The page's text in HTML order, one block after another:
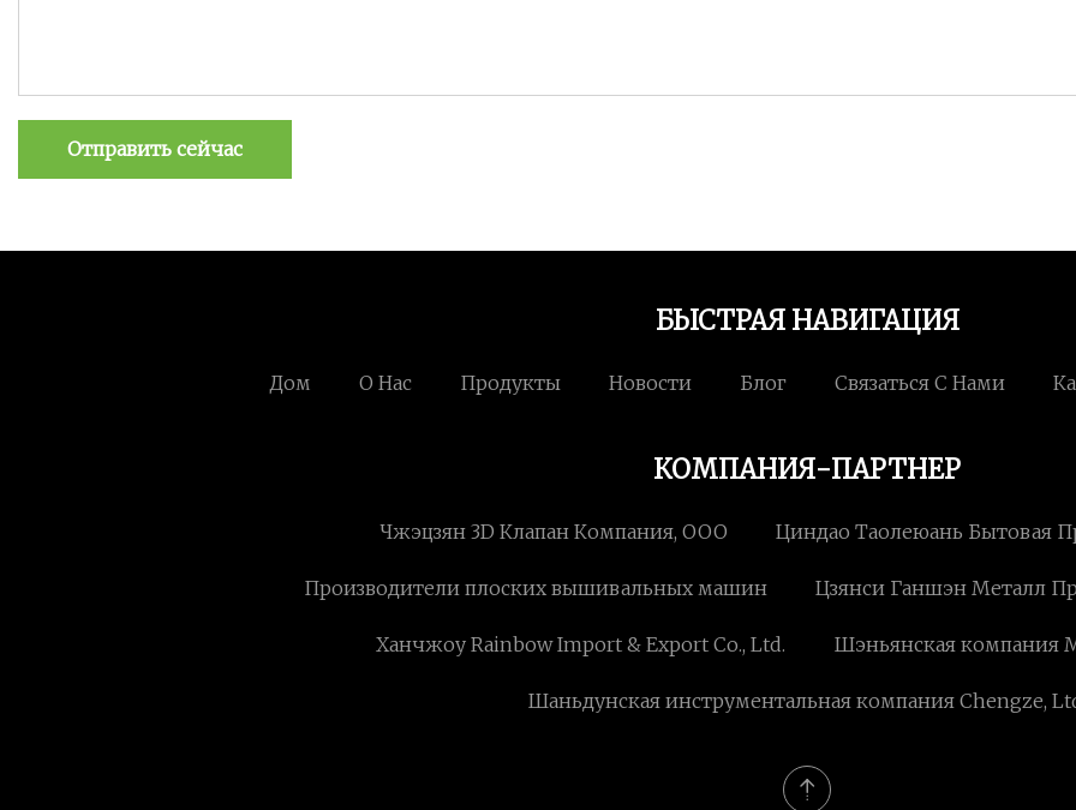
Отправить сейчас
БЫСТРАЯ НАВИГАЦИЯ
Дом О Нас Продукты Новости Блог Связаться С Нами
КОМПАНИЯ-ПАРТНЕР
Чжэцзян 3D Клапан Компания, ООО Циндао Таолеюань Бытовая
Производители плоских вышивальных машин Цзянси Ганшэн Металл
Ханчжоу Rainbow Import & Export Co., Ltd. Шэньянская компания
Шаньдунская инструментальная компания Chengze,